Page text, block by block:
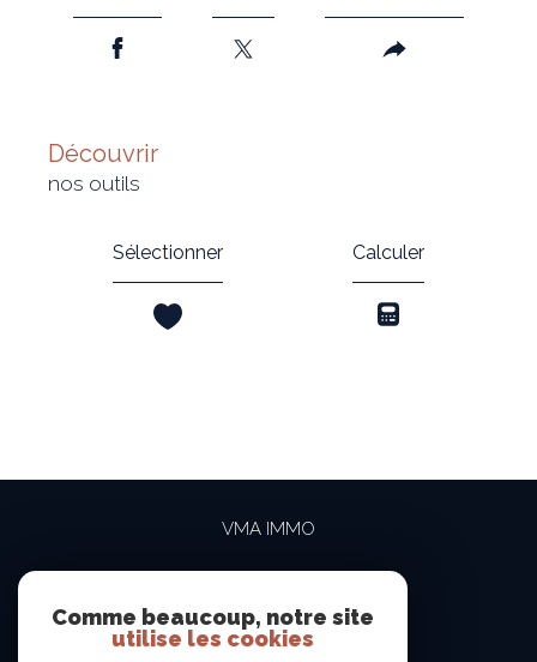
découvrir
nos outils
Sélectionner Calculer
VMA IMMO
contact@vma-immo.com
19 rue des Rosiéristes
Comme beaucoup, notre site
utilise les cookies